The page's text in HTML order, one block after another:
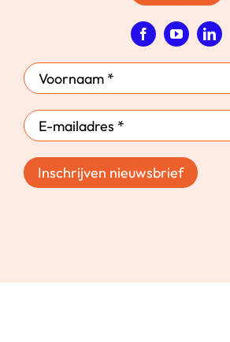
Inschrijven nieuwsbrief